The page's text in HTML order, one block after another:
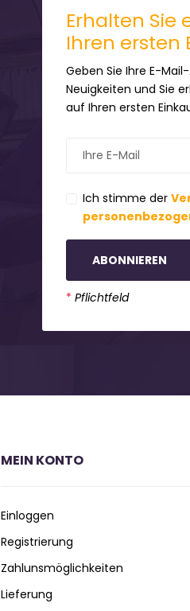
Erhalten Sie
Ihren ersten
Geben Sie Ihre E-
Neuigkeiten und Sie
auf Ihren ersten
Ich stimme der
ABONNIEREN
* Pflichtfeld
MEIN KONTO
Einloggen
Registrierung
Zahlunsmöglichkeiten
Lieferung